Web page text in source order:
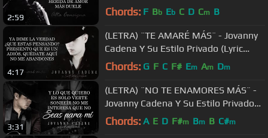
2:59 Chords: F Bb Eb C D Cm B
4:17
(LETRA) ¨TE AMARÉ MÁS¨ - Jovanny
Cadena Y Su Estilo Privado (Lyric
Video)
Chords: G F C F# Em Am Dm
3:31
(LETRA) ¨NO TE ENAMORES MÁS¨ -
Jovanny Cadena Y Su Estilo Privado
(Lyric Video)
Chords: A E D F#m Bm B C#m